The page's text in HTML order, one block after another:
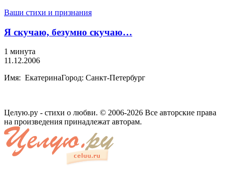
Ваши стихи и признания
Я скучаю, безумно скучаю…
1 минута
11.12.2006
Имя: ЕкатеринаГород: Санкт-Петербург
Целую.ру - стихи о любви. © 2006-2026 Все авторские права
на произведения принадлежат авторам.